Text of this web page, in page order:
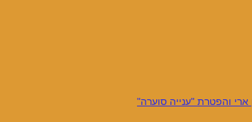
והפטרת "ענייה סוערה"